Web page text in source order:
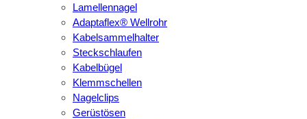
Lamellennagel
Adaptaflex® Wellrohr
Kabelsammelhalter
Steckschlaufen
Kabelbügel
Klemmschellen
Nagelclips
Gerüstösen